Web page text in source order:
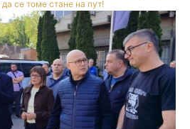
да се томе стане на пут!